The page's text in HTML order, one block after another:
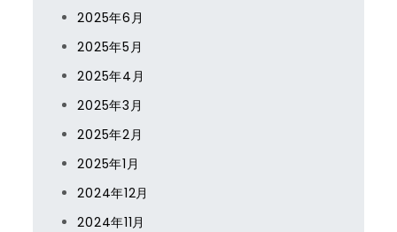
2025年6月
2025年5月
2025年4月
2025年3月
2025年2月
2025年1月
2024年12月
2024年11月